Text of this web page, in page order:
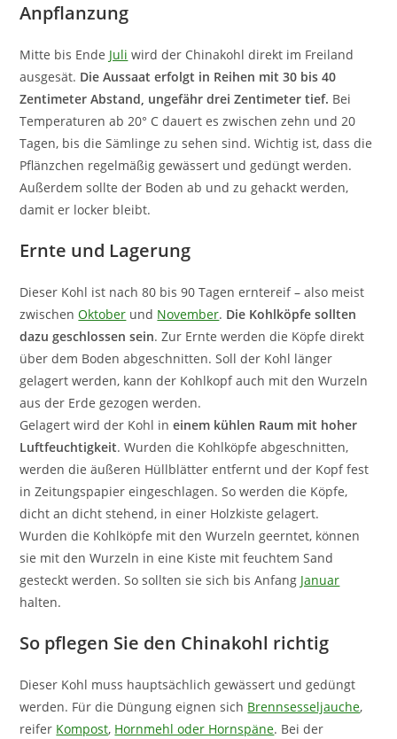
Anpflanzung
Mitte bis Ende Juli wird der Chinakohl direkt im Freiland
ausgesät. Die Aussaat erfolgt in Reihen mit 30 bis 40
Zentimeter Abstand, ungefähr drei Zentimeter tief. Bei
Temperaturen ab 20° C dauert es zwischen zehn und 20
Tagen, bis die Sämlinge zu sehen sind. Wichtig ist, dass die
Pflänzchen regelmäßig gewässert und gedüngt werden.
Außerdem sollte der Boden ab und zu gehackt werden,
damit er locker bleibt.
Ernte und Lagerung
Dieser Kohl ist nach 80 bis 90 Tagen erntereif – also meist
zwischenOktober und November. Die Kohlköpfe sollten
dazu geschlossen sein. Zur Ernte werden die Köpfe direkt
über dem Boden abgeschnitten. Soll der Kohl länger
gelagert werden, kann der Kohlkopf auch mit den Wurzeln
aus der Erde gezogen werden.
Gelagert wird der Kohl ineinem kühlen Raum mit hoher
Luftfeuchtigkeit. Wurden die Kohlköpfe abgeschnitten,
werden die äußeren Hüllblätter entfernt und der Kopf fest
in Zeitungspapier eingeschlagen. So werden die Köpfe,
dicht an dicht stehend, in einer Holzkiste gelagert.
Wurden die Kohlköpfe mit den Wurzeln geerntet, können
sie mit den Wurzeln in eine Kiste mit feuchtem Sand
gesteckt werden. So sollten sie sich bis Anfang Januar
halten.
So pflegen Sie den Chinakohl richtig
Dieser Kohl muss hauptsächlich gewässert und gedüngt
werden. Für die Düngung eignen sich Brennsesseljauche,
reifer Kompost, Hornmehl oder Hornspäne. Bei der